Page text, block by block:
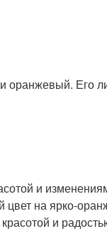
оранжевый. Его
и
цвет на ярко-
и